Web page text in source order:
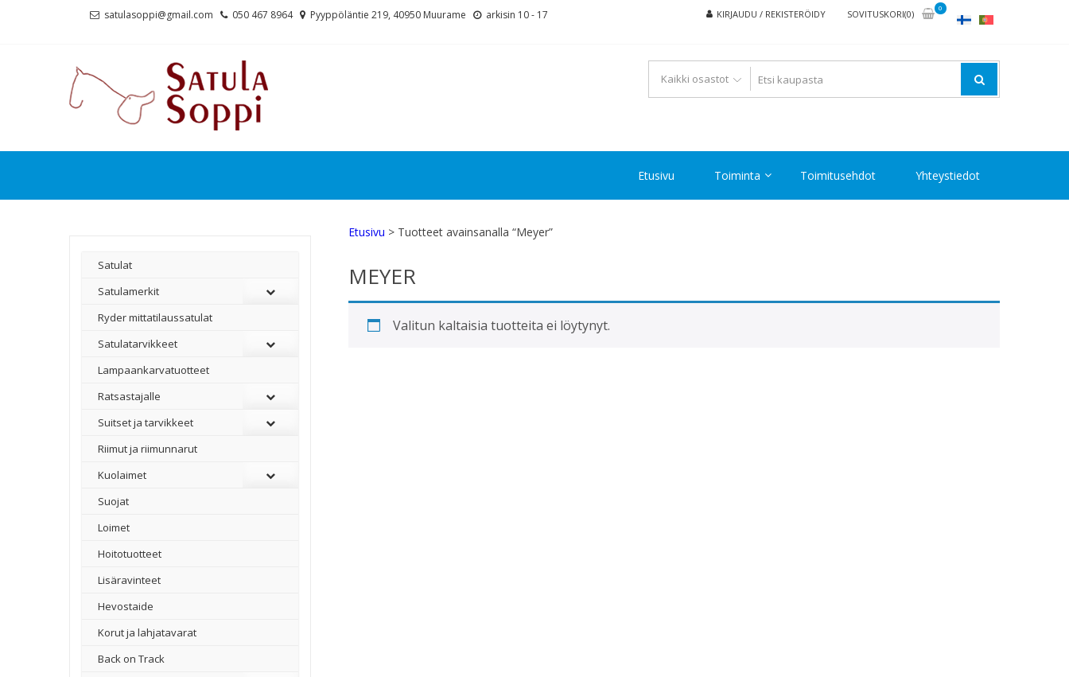
satulasoppi@gmail.com 050 467 8964 Pyyppöläntie 219, 40950 Muurame arkisin 10 - 17 KIRJAUDU / REKISTERÖIDY SOVITUSKORI(0)
0
Etusivu Toiminta Toimitusehdot Yhteystiedot
Etusivu > Tuotteet avainsanalla “Meyer”
MEYER
Valitun kaltaisia tuotteita ei löytynyt.
Satulat
Satulamerkit
Ryder mittatilaussatulat
Satulatarvikkeet
–
Lampaankarvatuotteet
Ratsastajalle
Suitset ja tarvikkeet
Riimut ja riimunnarut
Kuolaimet
Suojat
Loimet
Hoitotuotteet
Lisäravinteet
Hevostaide
Korut ja lahjatavarat
Back on Track